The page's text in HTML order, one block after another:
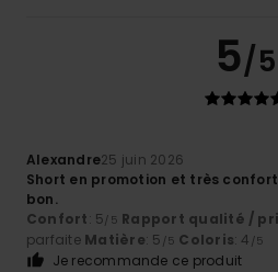
5/5
Alexandre25 juin 2026
Short en promotion et très
bon.
Confort: 5/5 Rapport qualité /
parfaite Matière: 5 /5 Coloris: 4 /5
Je recommande ce produit